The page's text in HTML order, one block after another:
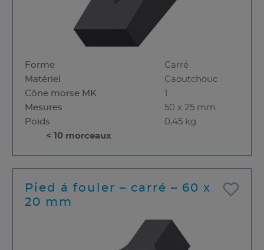
Forme
Carré
Matériel
Caoutchouc
Cône morse MK
Mesures
50 x 25 mm
Poids
0,45 kg
< 10 morceaux
Pied á fouler – carré – 60 x
20 mm